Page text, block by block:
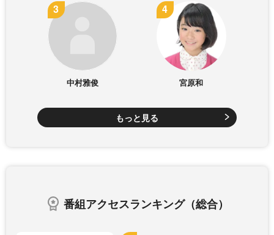
中村雅俊 宮原和
もっと見る
番組アクセスランキング（総合）